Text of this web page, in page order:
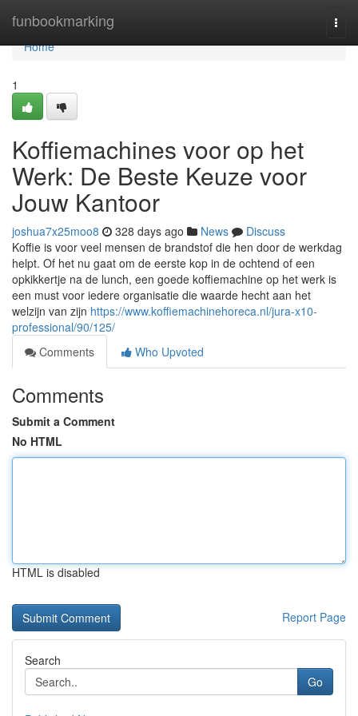
funbookmarking
Home
Home
1
Koffiemachines voor op het
Werk: De Beste Keuze voor
Jouw Kantoor
joshua7x25moo8 328 days ago News
Discuss
Koffie is voor veel mensen de brandstof die hen door de werkdag
helpt. Of het nu gaat om de eerste kop in de ochtend of een
opkikkertje na de lunch, een goede koffiemachine op het werk is
een must voor iedere organisatie die waarde hecht aan het
welzijn van zijn https://www.koffiemachinehoreca.nl/jura-x10-
professional/90/125/
Comments
Who Upvoted
Comments
Submit a Comment
No HTML
HTML is disabled
Report Page
Search
Go